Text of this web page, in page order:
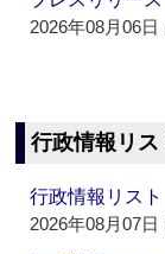
2026年08月06日
行政情報リス
行政情報リス
2026年08月07日